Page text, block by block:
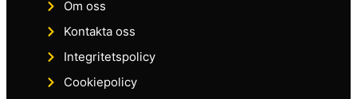
Om oss
Kontakta oss
Integritetspolicy
Cookiepolicy